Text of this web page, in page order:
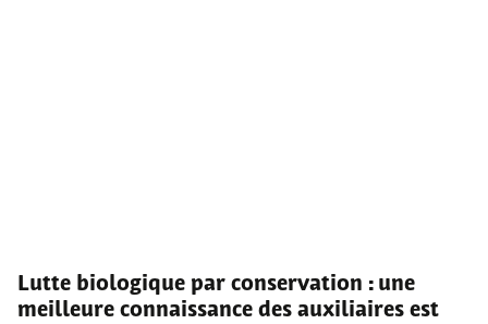
Lutte biologique par conservation : une
meilleure connaissance des auxiliaires est